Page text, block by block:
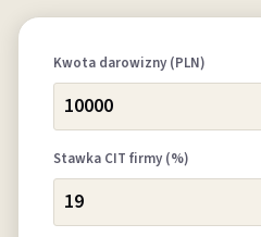
Kwota darowizny (PLN)
Stawka CIT firmy (%)